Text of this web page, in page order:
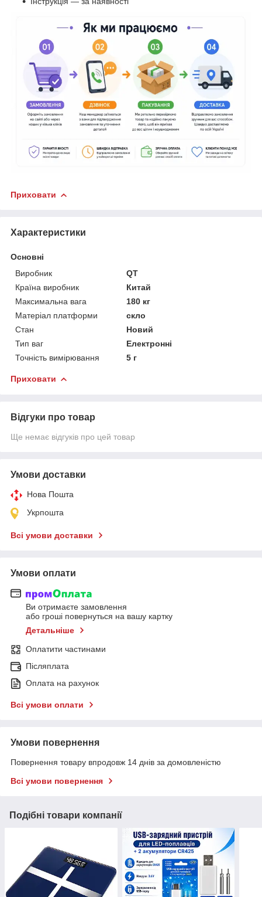
Приховати
Характеристики
Основні
Виробник
QT
Країна виробник
Китай
Максимальна вага
180 кг
Матеріал платформи
скло
Стан
Новий
Тип ваг
Електронні
Точність вимірювання
5 г
Приховати
Відгуки про товар
Ще немає відгуків про цей товар
Умови доставки
Нова Пошта
Укрпошта
Всі умови доставки
Умови оплати
Ви отримаєте замовлення
або гроші повернуться на вашу картку
Детальніше
Оплатити частинами
Післяплата
Оплата на рахунок
Всі умови оплати
Умови повернення
Повернення товару впродовж 14 днів за домовленістю
Всі умови повернення
Подібні товари компанії